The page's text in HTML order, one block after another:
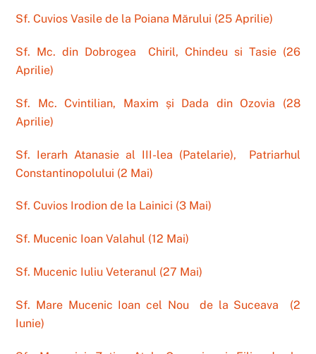
Sf. Cuvios Vasile de la Poiana Mărului (25 Aprilie)
Sf. Mc. din Dobrogea
Chiril, Chindeu si Tasie (26
Aprilie)
Sf. Mc. Cvintilian, Maxim și Dada din Ozovia (28
Aprilie)
Sf. Ierarh Atanasie al III-lea (Patelarie), Patriarhul
Constantinopolului (2 Mai)
Sf. Cuvios Irodion de la Lainici (3 Mai)
Sf. Mucenic Ioan Valahul (12 Mai)
Sf. Mucenic Iuliu Veteranul (27 Mai)
Sf. Mare Mucenic Ioan cel Nou de la Suceava (2
Iunie)